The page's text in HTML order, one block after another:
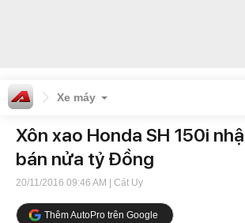
Xe máy
Xôn xao Honda SH 150i
bán nửa tỷ Đồng
20/11/2016 09:46 AM | Cát Uy
Thêm AutoPro trên Google